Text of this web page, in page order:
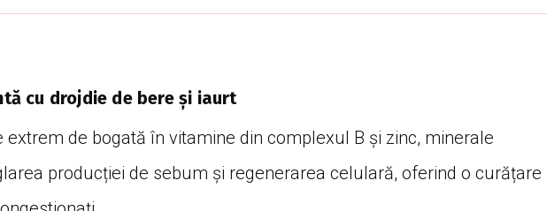
cu drojdie de bere și iaurt
extrem de bogată în vitamine din complexul B și zinc, minerale
producției de sebum și regenerarea celulară, oferind o curățare